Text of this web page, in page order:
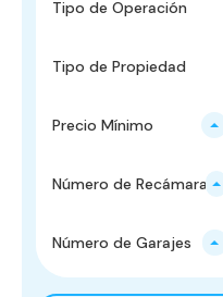
Tipo de Operación
Tipo de Propiedad
Precio Mínimo
Número de Recámaras
Número de Garajes